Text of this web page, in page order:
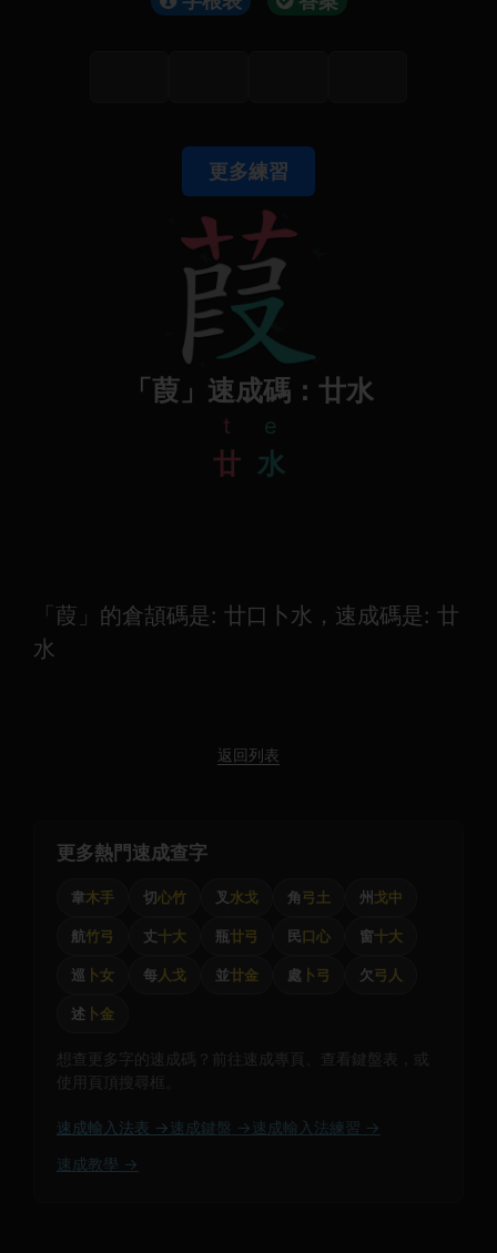
更多練習
「葭」速成碼：廿水
t
廿
e
水
「葭」的倉頡碼是: 廿口卜水，速成碼是: 廿
水
返回列表
更多熱門速成查字
韋木手 切心竹 叉 水戈 角弓土 州 戈中
航竹弓 丈十大 瓶廿弓 民口心 窗十大
巡 卜女 每人戈 並廿金 處 卜弓 欠弓人
述 卜金
想查更多字的速成碼？前往速成專頁、查看鍵盤表，或
使用頁頂搜尋框。
速成輸入法表 → 速成鍵盤 → 速成輸入法練習 →
速成教學 →